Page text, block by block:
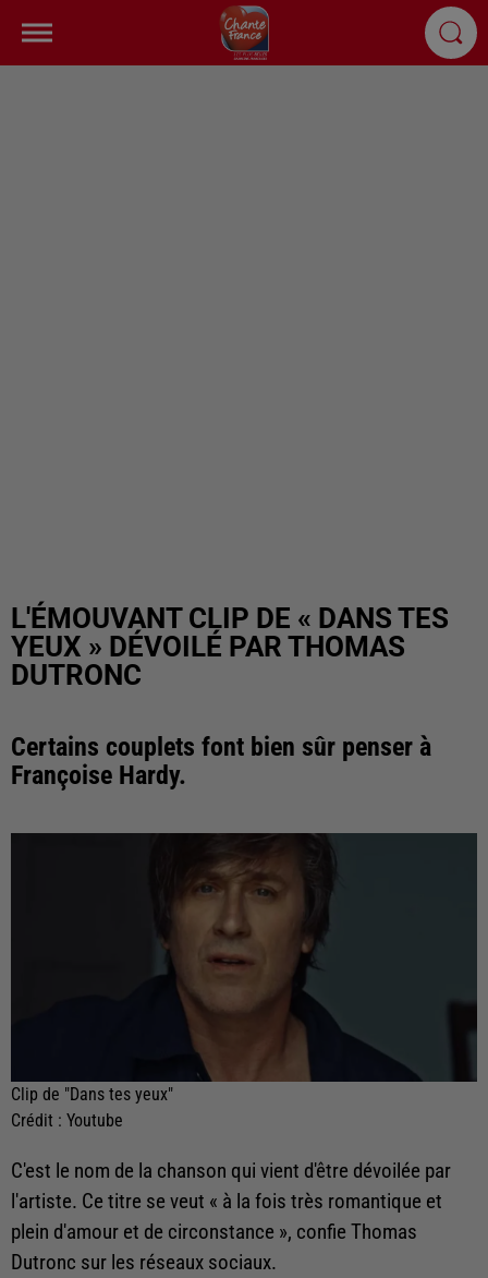
L'ÉMOUVANT CLIP DE « DANS TES
YEUX » DÉVOILÉ PAR THOMAS
DUTRONC
Certains couplets font bien sûr penser à
Françoise Hardy.
Clip de "Dans tes yeux"
Crédit : Youtube
C'est le nom de la chanson qui vient d'être dévoilée par
l'artiste. Ce titre se veut « à la fois très romantique et
plein d'amour et de circonstance », confie Thomas
Dutronc sur les réseaux sociaux.